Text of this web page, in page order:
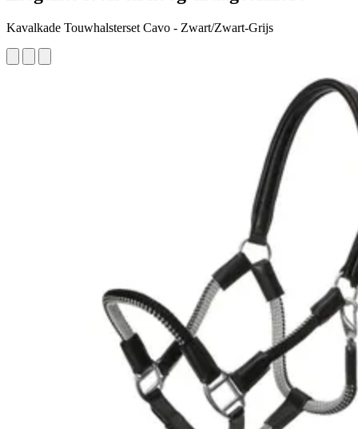
Kavalkade Touwhalsterset Cavo - Zwart/Zwart-Grijs